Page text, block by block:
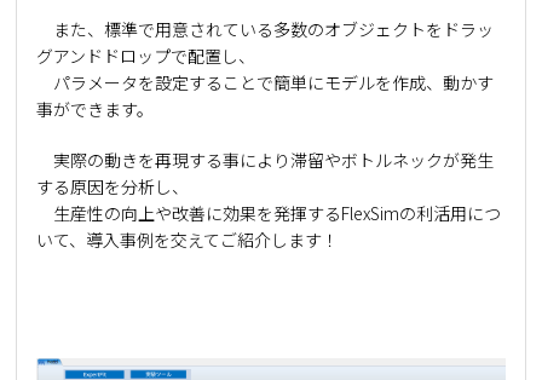
また、標準で用意されている多数のオブジェクトをドラッ
グアンドドロップで配置し、
パラメータを設定することで簡単にモデルを作成、動かす
事ができます。
実際の動きを再現する事により滞留やボトルネックが発生
する原因を分析し、
生産性の向上や改善に効果を発揮するFlexSimの利活用につ
いて、導入事例を交えてご紹介します！